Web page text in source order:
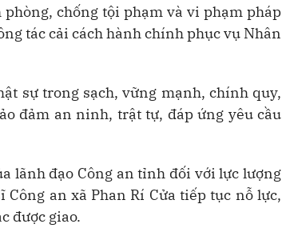
chống tội phạm và vi phạm pháp
tác cải cách hành chính phục vụ Nhân
sự trong sạch, vững mạnh, chính quy,
đảm an ninh, trật tự, đáp ứng yêu cầu
lãnh đạo Công an tỉnh đối với lực lượng
Công an xã Phan Rí Cửa tiếp tục nỗ lực,
được giao.